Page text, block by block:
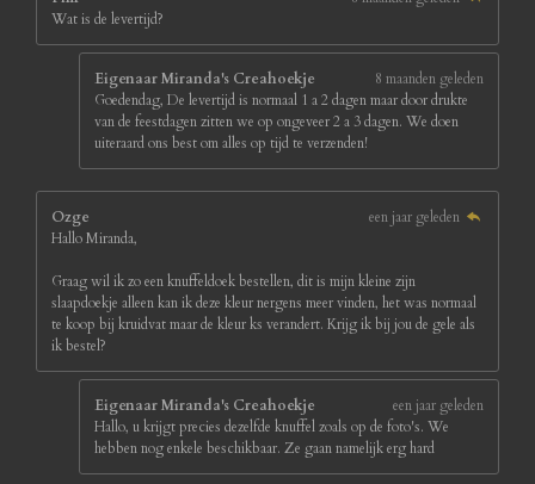
Wat is de levertijd?
Eigenaar Miranda's Creahoekje
8 maanden geleden
Goedendag, De levertijd is normaal 1 a 2 dagen maar door drukte
van de feestdagen zitten we op ongeveer 2 a 3 dagen. We doen
uiteraard ons best om alles op tijd te verzenden!
Ozge
een jaar geleden
Hallo Miranda,
Graag wil ik zo een knuffeldoek bestellen, dit is mijn kleine zijn
slaapdoekje alleen kan ik deze kleur nergens meer vinden, het was normaal
te koop bij kruidvat maar de kleur ks verandert. Krijg ik bij jou de gele als
ik bestel?
Eigenaar Miranda's Creahoekje
een jaar geleden
Hallo, u krijgt precies dezelfde knuffel zoals op de foto's. We
hebben nog enkele beschikbaar. Ze gaan namelijk erg hard